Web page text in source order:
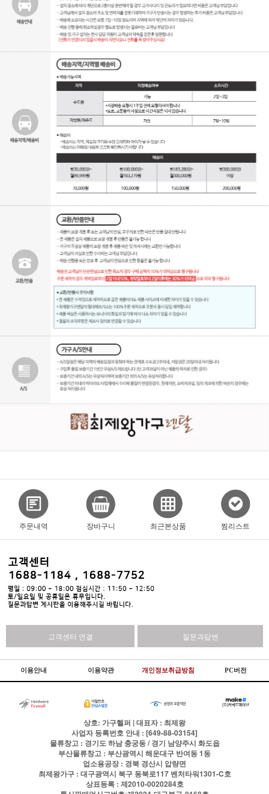
주문내역 장바구니 최근본상품 찜리스트
고객센터 연결 질문과답변
이용안내 이용약관 개인정보취급방침 PC버전
상호: 가구헬퍼 | 대표자 : 최제왕
사업자 등록번호 안내 : [649-88-03154]
물류창고 : 경기도 하남 충궁동 / 경기 남양주시 화도읍
부산물류창고 : 부산광역시 해운대구 반여동 1동
업소용공장 : 경북 경산시 압량면
최제왕가구 : 대구광역시 북구 동북로117 벤처타워1301-C호
상표등록 : 제2010-0020284호